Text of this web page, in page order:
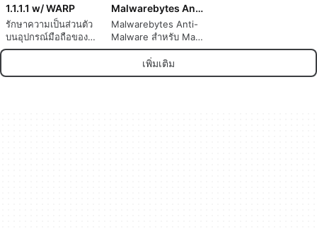
1.1.1.1 w/ WARP
รักษาความเป็นส่วนตัว
บนอุปกรณ์มือถือของ
คุณ
Malwarebytes Anti-Malware for Mac
Malwarebytes Anti-
Malware สำหรับ Mac
จะสแกนหาและลบโค้ด
ที่ทำให้ประสิทธิภาพ
ของระบบลดลงหรือ
เพิ่มเติม